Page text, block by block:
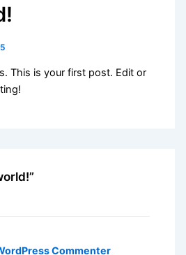
This is your first post. Edit or
Commenter